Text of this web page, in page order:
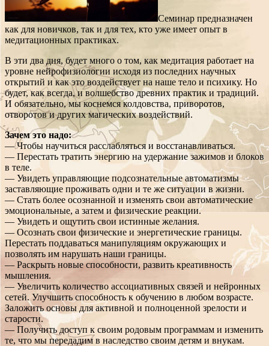
Семинар предназначен
как для новичков, так и для тех, кто уже имеет опыт в
медитационных практиках.
В эти два дня, будет много о том, как медитация работает на
уровне нейрофизиологии исходя из последних научных
открытий и как это воздействует на наше тело и психику. Но
будет, как всегда, и волшебство древних практик и традиций.
И обязательно, мы коснемся колдовства, приворотов,
отворотов и других магических воздействий.
Зачем это надо:
— Чтобы научиться расслабляться и восстанавливаться.
— Перестать тратить энергию на удержание зажимов и блоков
в теле.
— Увидеть управляющие подсознательные автоматизмы
заставляющие проживать одни и те же ситуации в жизни.
— Стать более осознанной и изменять свои автоматические
эмоциональные, а затем и физические реакции.
— Увидеть и ощутить свои истинные желания.
— Осознать свои физические и энергетические границы.
Перестать поддаваться манипуляциям окружающих и
позволять им нарушать наши границы.
— Раскрыть новые способности, развить креативность
мышления.
— Увеличить количество ассоциативных связей и нейронных
сетей. Улучшить способность к обучению в любом возрасте.
Заложить основы для активной и полноценной зрелости и
старости.
— Получить доступ к своим родовым программам и изменить
те, что мы передадим в наследство своим детям и внукам.